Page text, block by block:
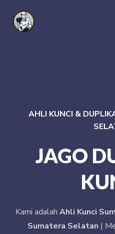
AHLI KUNCI &
JAGO
Kami adalah Ahli Kunci
Sumatera Selatan |